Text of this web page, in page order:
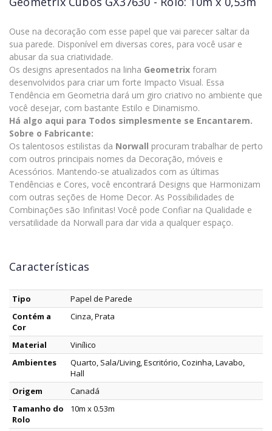
Ouse na decoração com esse papel que vai parecer saltar da
sua parede. Disponível em diversas cores, para você usar e
abusar da sua criatividade.
Os designs apresentados na linha Geometrix foram
desenvolvidos para criar um forte Impacto Visual. Essa
Tendência em Geometria dará um giro criativo no ambiente que
você desejar, com bastante Estilo e Dinamismo.
Há algo aqui para Todos simplesmente se Encantarem.
Sobre o Fabricante:
Os talentosos estilistas da Norwall procuram trabalhar de perto
com outros principais nomes da Decoração, móveis e
Acessórios. Mantendo-se atualizados com as últimas
Tendências e Cores, você encontrará Designs que Harmonizam
com outras seções de Home Decor. As Possibilidades de
Combinações são Infinitas! Você pode Confiar na Qualidade e
versatilidade da Norwall para dar vida a qualquer espaço.
Características
Tipo
Papel de Parede
Contém a
Cor
Cinza, Prata
Material
Vinílico
Ambientes
Quarto, Sala/Living, Escritório, Cozinha, Lavabo,
Hall
Origem
Canadá
Tamanho do
Rolo
10m x 0.53m